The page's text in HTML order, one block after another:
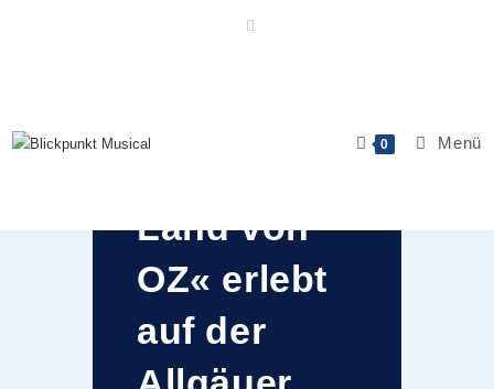
0 Menü
Land von
OZ« erlebt
auf der